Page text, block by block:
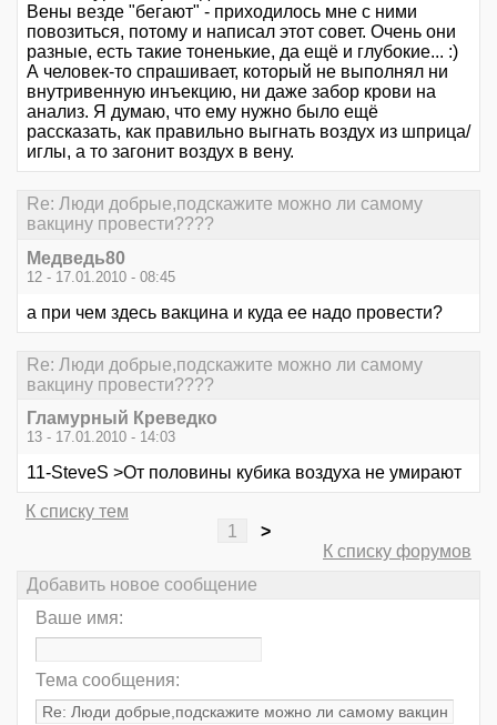
Вены везде "бегают" - приходилось мне с ними
повозиться, потому и написал этот совет. Очень они
разные, есть такие тоненькие, да ещё и глубокие... :)
А человек-то спрашивает, который не выполнял ни
внутривенную инъекцию, ни даже забор крови на
анализ. Я думаю, что ему нужно было ещё
рассказать, как правильно выгнать воздух из шприца/
иглы, а то загонит воздух в вену.
Re: Люди добрые,подскажите можно ли самому
вакцину провести????
Медведь80
12 - 17.01.2010 - 08:45
а при чем здесь вакцина и куда ее надо провести?
Re: Люди добрые,подскажите можно ли самому
вакцину провести????
Гламурный Креведко
13 - 17.01.2010 - 14:03
11-SteveS >От половины кубика воздуха не умирают
К списку тем
1
>
К списку форумов
Добавить новое сообщение
Ваше имя:
Тема сообщения: